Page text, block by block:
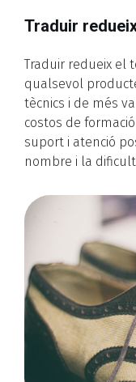
Traduir
Traduir redueix el
qualsevol
tècnics i de més
costos de
suport i atenció
nombre i la